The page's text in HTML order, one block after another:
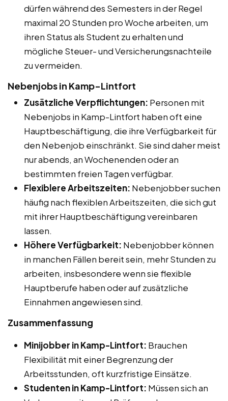
dürfen während des Semesters in der Regel
maximal 20 Stunden pro Woche arbeiten, um
ihren Status als Student zu erhalten und
mögliche Steuer- und Versicherungsnachteile
zu vermeiden.
Nebenjobs in Kamp-Lintfort
Zusätzliche Verpflichtungen: Personen mit
Nebenjobs in Kamp-Lintfort haben oft eine
Hauptbeschäftigung, die ihre Verfügbarkeit für
den Nebenjob einschränkt. Sie sind daher meist
nur abends, an Wochenenden oder an
bestimmten freien Tagen verfügbar.
Flexiblere Arbeitszeiten: Nebenjobber suchen
häufig nach flexiblen Arbeitszeiten, die sich gut
mit ihrer Hauptbeschäftigung vereinbaren
lassen.
Höhere Verfügbarkeit: Nebenjobber können
in manchen Fällen bereit sein, mehr Stunden zu
arbeiten, insbesondere wenn sie flexible
Hauptberufe haben oder auf zusätzliche
Einnahmen angewiesen sind.
Zusammenfassung
Minijobber in Kamp-Lintfort: Brauchen
Flexibilität mit einer Begrenzung der
Arbeitsstunden, oft kurzfristige Einsätze.
Studenten in Kamp-Lintfort: Müssen sich an